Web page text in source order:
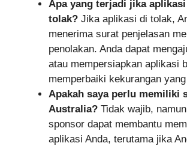
Apa yang terjadi jika
tolak? Jika aplikasi di tolak,
menerima surat penjelasan
penolakan. Anda dapat
atau mempersiapkan aplikasi
memperbaiki kekurangan
Apakah saya perlu memiliki
Australia? Tidak wajib,
sponsor dapat membantu
aplikasi Anda, terutama jika